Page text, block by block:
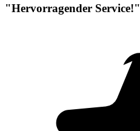
"Hervorragender Service!"